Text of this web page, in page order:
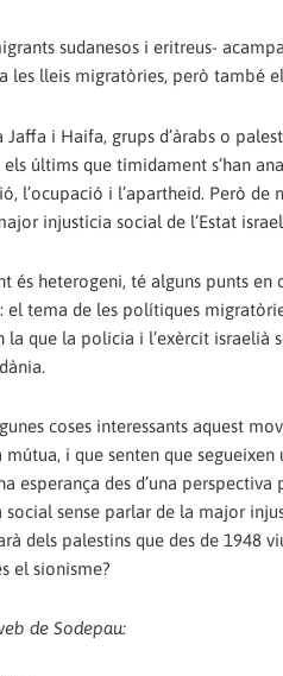
sudanesos i eritreus-
les lleis migratòries, però també
i Haifa, grups d’àrabs o
últims que tímidament s’han
l’ocupació i l’apartheid. Però de
injustícia social de l’Estat
és heterogeni, té alguns punts
el tema de les polítiques
la que la policia i l’exèrcit israelià
coses interessants aquest
i que senten que
esperança des d’una
sense parlar de la major
dels palestins que des de 1948
el sionisme?
de Sodepau: